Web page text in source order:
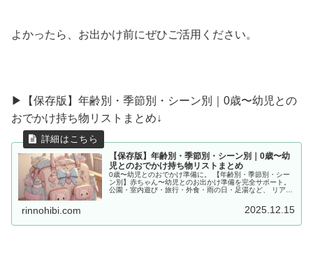
よかったら、お出かけ前にぜひご活用ください。
▶︎【保存版】年齢別・季節別・シーン別｜0歳〜幼児との
おでかけ持ち物リストまとめ↓
【保存版】年齢別・季節別・シーン別｜0歳〜幼
児とのおでかけ持ち物リストまとめ
0歳〜幼児とのおでかけ準備に。 【年齢別・季節別・シー
ン別】赤ちゃん〜幼児とのお出かけ準備を完全サポート。
公園・室内遊び・旅行・外食・雨の日・足湯など、 リアル
rinnohibi.com 2025.12.15